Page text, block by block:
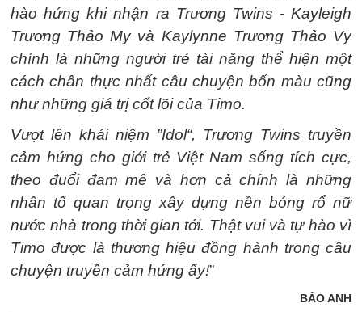
hào hứng khi nhận ra Trương Twins - Kayleigh
Trương Thảo My và Kaylynne Trương Thảo Vy
chính là những người trẻ tài năng thể hiện một
cách chân thực nhất câu chuyện bốn màu cũng
như những giá trị cốt lõi của Timo.
Vượt lên khái niệm ”Idol“, Trương Twins truyền
cảm hứng cho giới trẻ Việt Nam sống tích cực,
theo đuổi đam mê và hơn cả chính là những
nhân tố quan trọng xây dựng nền bóng rổ nữ
nước nhà trong thời gian tới. Thật vui và tự hào vì
Timo được là thương hiệu đồng hành trong câu
chuyện truyền cảm hứng ấy!”
BẢO ANH